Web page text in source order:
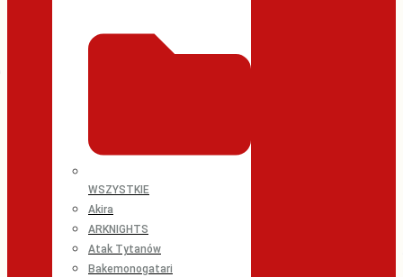
WSZYSTKIE
Akira
ARKNIGHTS
Atak Tytanów
Bakemonogatari